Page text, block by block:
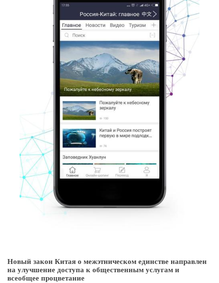
Новый закон Китая о межэтническом единстве направлен
на улучшение доступа к общественным услугам и
всеобщее процветание